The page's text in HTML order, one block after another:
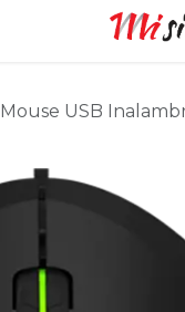
Mouse USB